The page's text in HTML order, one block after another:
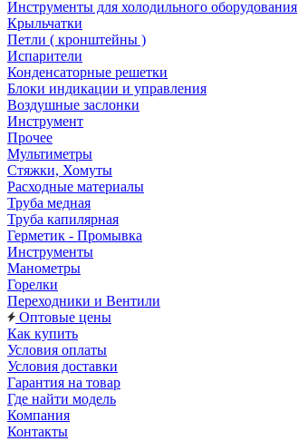
Инструменты для холодильного оборудования
Крыльчатки
Петли ( кронштейны )
Испарители
Конденсаторные решетки
Блоки индикации и управления
Воздушные заслонки
Инструмент
Прочее
Мультиметры
Стяжки, Хомуты
Расходные материалы
Труба медная
Труба капилярная
Герметик - Промывка
Инструменты
Манометры
Горелки
Переходники и Вентили
Оптовые цены
Как купить
Условия оплаты
Условия доставки
Гарантия на товар
Где найти модель
Компания
Контакты